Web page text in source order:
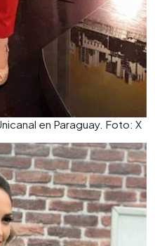
en Paraguay. Foto: X